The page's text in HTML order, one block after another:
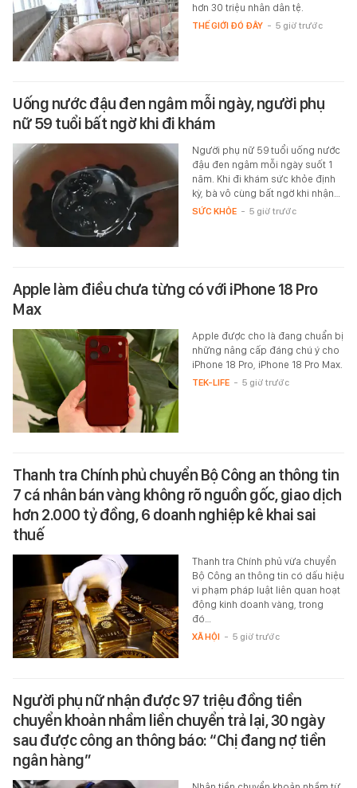
hơn 30 triệu nhân dân tệ.
THẾ GIỚI ĐÓ ĐÂY - 5 giờ trước
Uống nước đậu đen ngâm mỗi ngày, người phụ
nữ 59 tuổi bất ngờ khi đi khám
Người phụ nữ 59 tuổi uống nước
đậu đen ngâm mỗi ngày suốt 1
năm. Khi đi khám sức khỏe định
kỳ, bà vô cùng bất ngờ khi nhận…
SỨC KHỎE - 5 giờ trước
Apple làm điều chưa từng có với iPhone 18 Pro
Max
Apple được cho là đang chuẩn bị
những nâng cấp đáng chú ý cho
iPhone 18 Pro, iPhone 18 Pro Max.
TEK-LIFE - 5 giờ trước
Thanh tra Chính phủ chuyển Bộ Công an thông tin
7 cá nhân bán vàng không rõ nguồn gốc, giao dịch
hơn 2.000 tỷ đồng, 6 doanh nghiệp kê khai sai
thuế
Thanh tra Chính phủ vừa chuyển
Bộ Công an thông tin có dấu hiệu
vi phạm pháp luật liên quan hoạt
động kinh doanh vàng, trong
đó…
XÃ HỘI - 5 giờ trước
Người phụ nữ nhận được 97 triệu đồng tiền
chuyển khoản nhầm liền chuyển trả lại, 30 ngày
sau được công an thông báo: “Chị đang nợ tiền
ngân hàng”